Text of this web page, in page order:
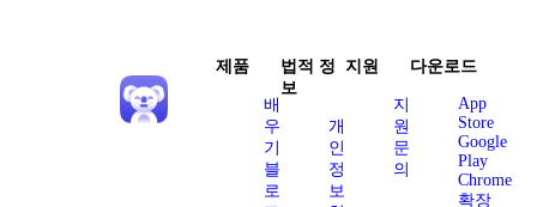
제품
배
우
기
블
로
법적 정
보
개
인
정
보
지원
지
원
문
의
다운로드
App
Store
Google
Play
Chrome
확장